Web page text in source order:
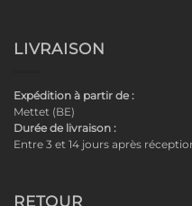
LIVRAISON
Expédition à partir de :
Mettet (BE)
Durée de livraison :
Entre 3 et 14 jours après
RETOUR